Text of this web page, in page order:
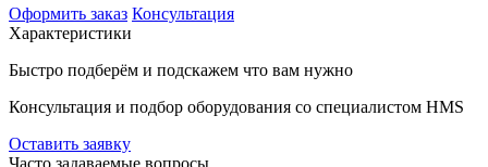
Оформить заказ Консультация
Характеристики
Быстро подберём и подскажем что вам нужно
Консультация и подбор оборудования со специалистом HMS
Оставить заявку
Часто задаваемые вопросы